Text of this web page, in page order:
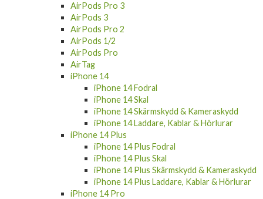
AirPods Pro 3
AirPods 3
AirPods Pro 2
AirPods 1/2
AirPods Pro
AirTag
iPhone 14
iPhone 14 Fodral
iPhone 14 Skal
iPhone 14 Skärmskydd & Kameraskydd
iPhone 14 Laddare, Kablar & Hörlurar
iPhone 14 Plus
iPhone 14 Plus Fodral
iPhone 14 Plus Skal
iPhone 14 Plus Skärmskydd & Kameraskydd
iPhone 14 Plus Laddare, Kablar & Hörlurar
iPhone 14 Pro